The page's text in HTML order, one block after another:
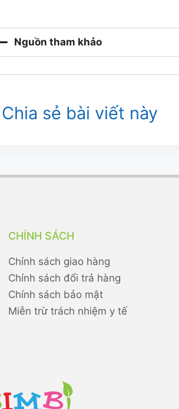
Nguồn tham khảo
Chia sẻ bài viết này
CHÍNH SÁCH
Chính sách giao hàng
Chính sách đổi trả hàng
Chính sách bảo mật
Miễn trừ trách nhiệm y tế